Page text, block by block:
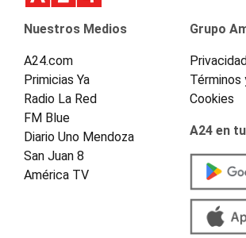
Nuestros Medios
A24.com
Primicias Ya
Radio La Red
FM Blue
Diario Uno Mendoza
San Juan 8
América TV
Grupo
Privacidad
Términos
Cookies
A24 en